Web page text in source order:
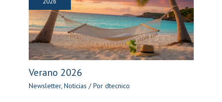
Verano 2026
Newsletter, Noticias / Por dtecnico